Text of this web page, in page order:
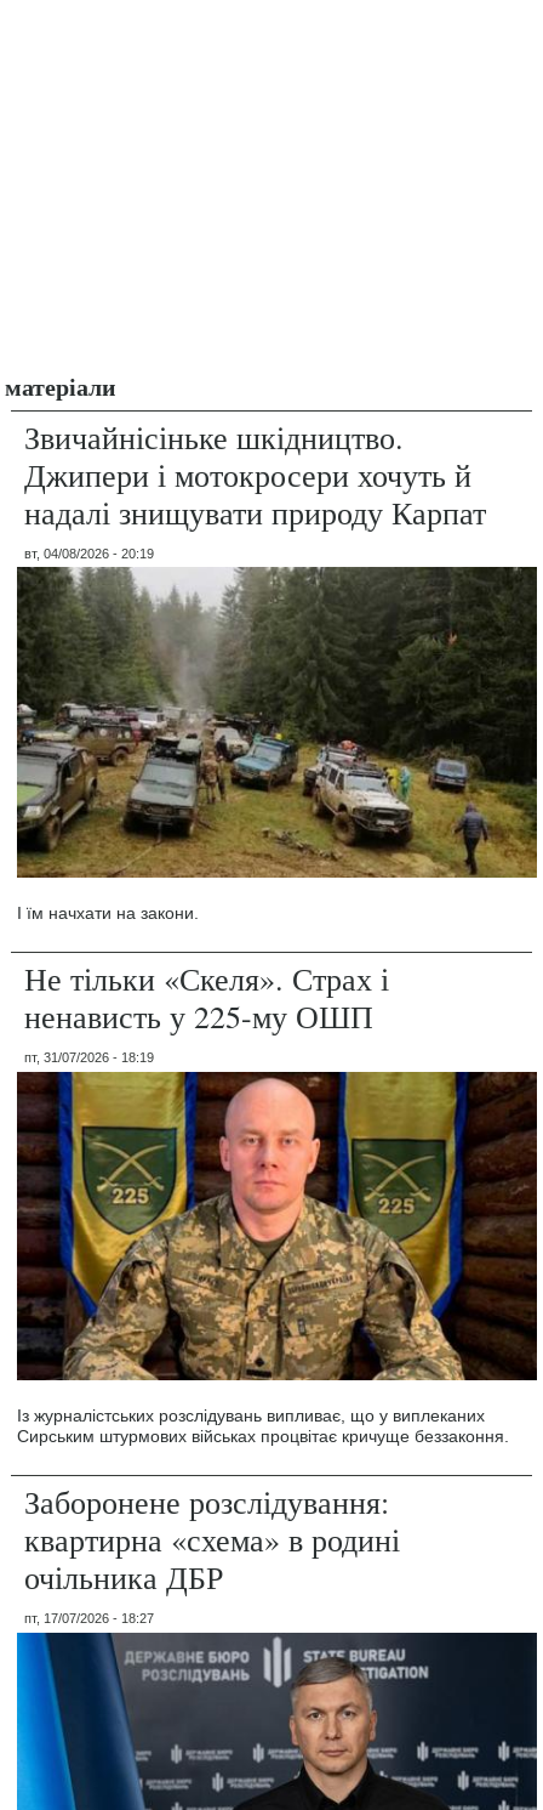
матеріали
Звичайнісіньке шкідництво.
Джипери і мотокросери хочуть й
надалі знищувати природу Карпат
вт, 04/08/2026 - 20:19
І їм начхати на закони.
Не тільки «Скеля». Страх і
ненависть у 225-му ОШП
пт, 31/07/2026 - 18:19
Із журналістських розслідувань випливає, що у виплеканих
Сирським штурмових військах процвітає кричуще беззаконня.
Заборонене розслідування:
квартирна «схема» в родині
очільника ДБР
пт, 17/07/2026 - 18:27